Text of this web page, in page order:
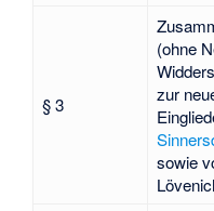
§ 3
(ohne
zur
sowie